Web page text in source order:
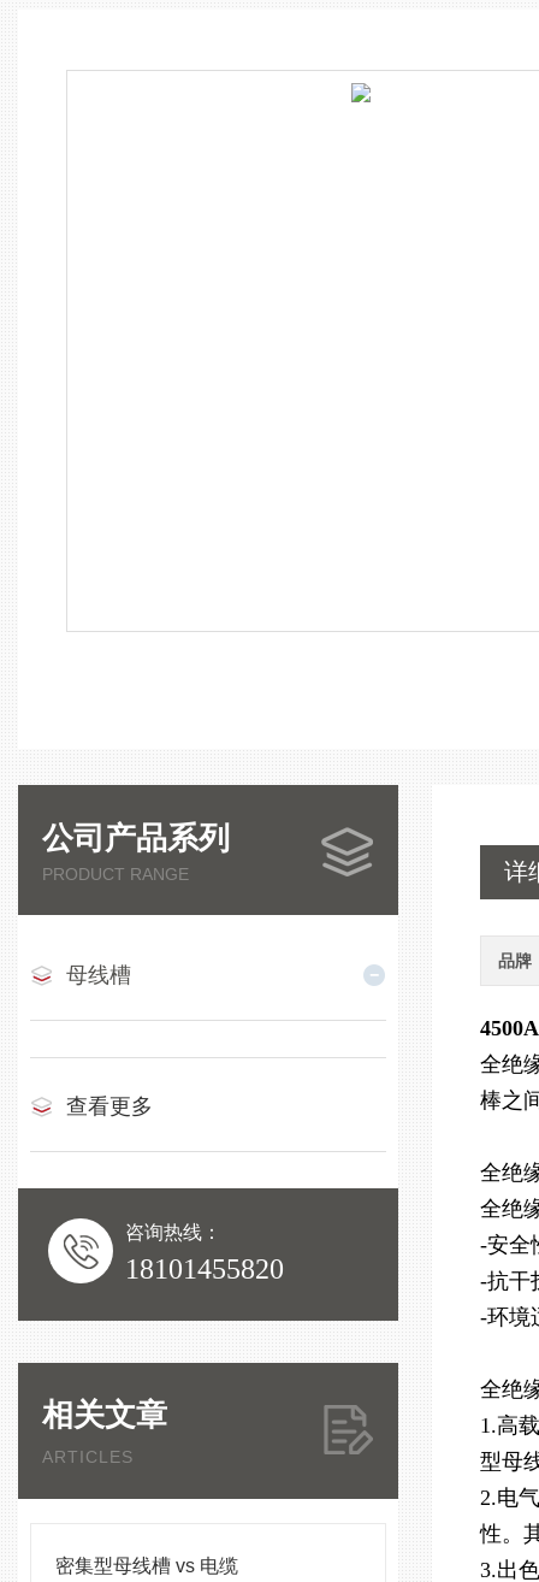
公司产品系列
PRODUCT RANGE
母线槽
查看更多
咨询热线：
18101455820
相关文章
ARTICLES
密集型母线槽 vs 电缆
详
品牌
全绝
棒之
全绝
全绝
-安全
-抗干
-环境
全绝
1.高
型母
2.电
性。
3.出